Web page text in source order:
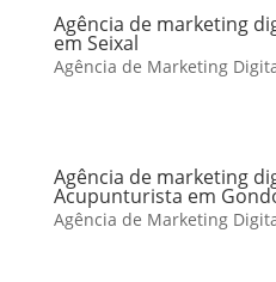
Agência de marketing
em Seixal
Agência de Marketing
Agência de marketing
Acupunturista em
Agência de Marketing